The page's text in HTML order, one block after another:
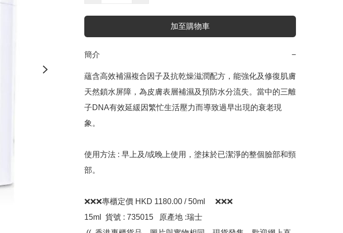
加至購物車
簡介 −
蘊含高效補濕複合因子及抗乾燥滋潤配方，能強化及修復肌膚
天然鎖水屏障，為皮膚表層補濕及預防水分流失。當中的三離
子DNA有效延緩因繁忙生活壓力而導致過早出現的衰老現
象。
使用方法 : 早上及/或晚上使用，塗抹於已潔淨的整個臉部和頸
部。
❌❌❌專櫃定價 HKD 1180.00 / 50ml     ❌❌❌
15ml  貨號 : 735015   原產地 :瑞士